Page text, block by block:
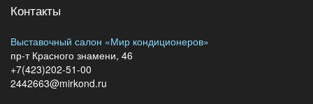
Контакты
Выставочный салон «Мир кондиционеров»
пр-т Красного знамени, 46
+7(423)202-51-00
2442663@mirkond.ru